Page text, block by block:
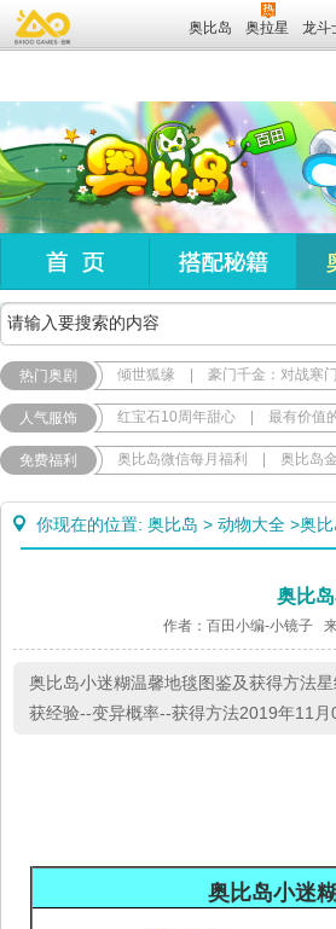
奥比岛 奥拉星 龙斗
热门奥剧 倾世狐缘 豪门千金：对战寒
人气服饰 红宝石10周年甜心 最有价值
免费福利 奥比岛微信每月福利 奥比岛
你现在的位置: 奥比岛 > 动物大全 >奥
奥比
作者：百田小编-小镜子
奥比岛小迷糊温馨地毯图鉴及获得方法
获经验--变异概率--获得方法2019年11月
奥比岛小迷